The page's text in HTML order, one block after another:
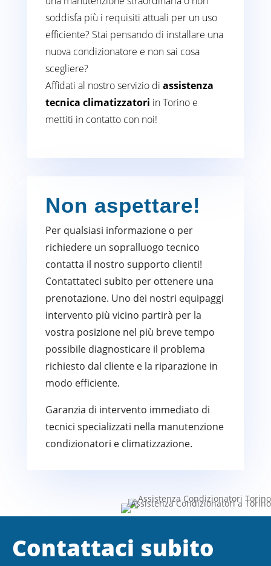
soddisfa più i requisiti attuali per un uso
efficiente? Stai pensando di installare una
nuova condizionatore e non sai cosa
scegliere?
Affidati al nostro servizio di assistenza
tecnica climatizzatori in Torino e
mettiti in contatto con noi!
Non aspettare!
Per qualsiasi informazione o per
richiedere un sopralluogo tecnico
contatta il nostro supporto clienti!
Contattateci subito per ottenere una
prenotazione. Uno dei nostri equipaggi
intervento più vicino partirà per la
vostra posizione nel più breve tempo
possibile diagnosticare il problema
richiesto dal cliente e la riparazione in
modo efficiente.
Garanzia di intervento immediato di
tecnici specializzati nella manutenzione
condizionatori e climatizzazione.
Contattaci subito